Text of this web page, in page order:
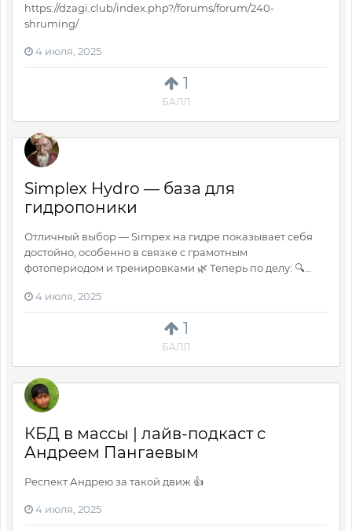
1
БАЛЛ
https://dzagi.club/index.php?/forums/forum/240-
shruming/
4 июля, 2025
1
БАЛЛ
Simplex Hydro — база для
гидропоники
Отличный выбор — Simpex на гидре показывает себя
достойно, особенно в связке с грамотным
фотопериодом и тренировками 🌿 Теперь по делу: 🔍...
4 июля, 2025
КБД в массы | лайв-подкаст с
Андреем Пангаевым
Респект Андрею за такой движ 👍
4 июля, 2025